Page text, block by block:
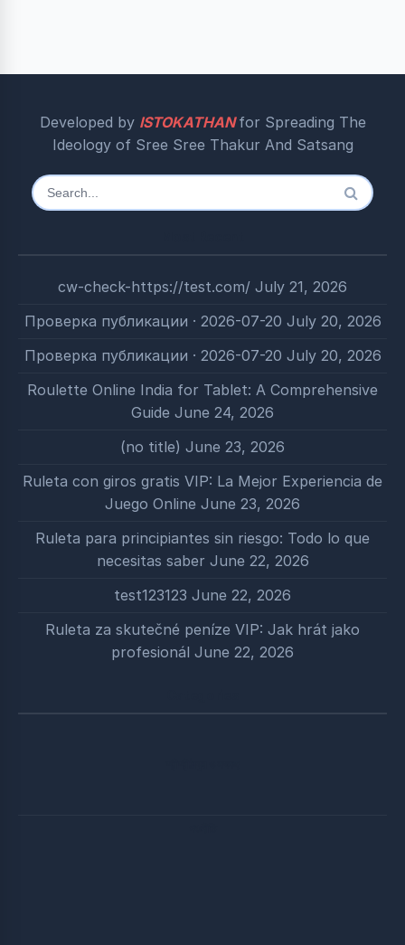
Developed by ISTOKATHAN for Spreading The
Ideology of Sree Sree Thakur And Satsang
Search
cw-check-https://test.com/ July 21, 2026
Проверка публикации · 2026-07-20 July 20, 2026
Проверка публикации · 2026-07-20 July 20, 2026
Roulette Online India for Tablet: A Comprehensive
Guide June 24, 2026
(no title) June 23, 2026
Ruleta con giros gratis VIP: La Mejor Experiencia de
Juego Online June 23, 2026
Ruleta para principiantes sin riesgo: Todo lo que
necesitas saber June 22, 2026
test123123 June 22, 2026
Ruleta za skutečné peníze VIP: Jak hrát jako
profesionál June 22, 2026